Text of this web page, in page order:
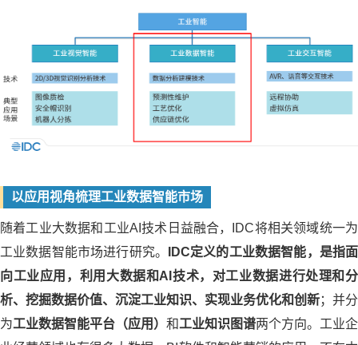
以应用视角梳理工业数据智能市场
随着工业大数据和工业AI技术日益融合，IDC将相关领域统一为
工业数据智能市场进行研究。
IDC定义的工业数据智能，是指面
向工业应用，利用大数据和AI技术，对工业数据进行处理和分
析、挖掘数据价值、沉淀工业知识、实现业务优化和创新；并分
为工业数据智能平台（应用） 和工业知识图谱两个方向。工业企